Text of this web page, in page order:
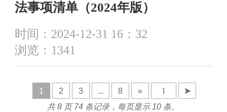
法事项清单（2024年版）
时间：2024-12-31 16：32
浏览： 1341
1 2 3 ... 8 »
➤
共 8 页 74 条记录，每页显示 10 条。